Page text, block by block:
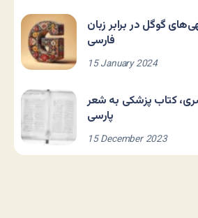
گوگل در برابر زبان
فارسی
15 January 2024
کتاب پزشکی به شعر
پارسی
15 December 2023